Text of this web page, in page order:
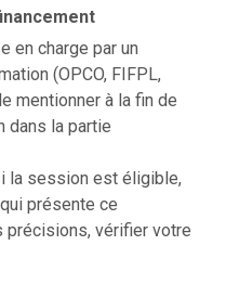
en charge par un
(OPCO, FIFPL,
mentionner à la fin de
dans la partie
la session est éligible,
présente ce
précisions, vérifier votre